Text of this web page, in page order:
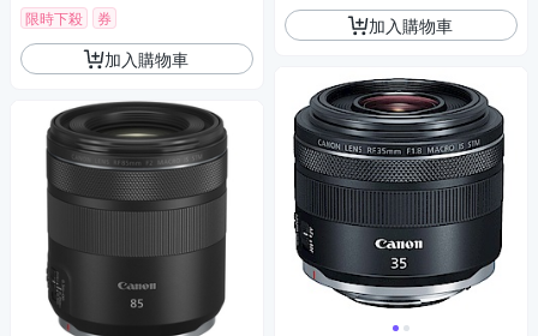
限時下殺 券
加入購物車
加入購物車